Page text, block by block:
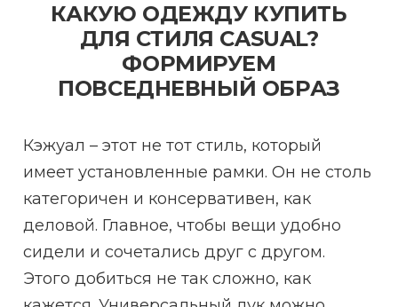
КАКУЮ ОДЕЖДУ КУПИТЬ
ДЛЯ СТИЛЯ CASUAL?
ФОРМИРУЕМ
ПОВСЕДНЕВНЫЙ ОБРАЗ
Кэжуал – этот не тот стиль, который
имеет установленные рамки. Он не столь
категоричен и консервативен, как
деловой. Главное, чтобы вещи удобно
сидели и сочетались друг с другом.
Этого добиться не так сложно, как